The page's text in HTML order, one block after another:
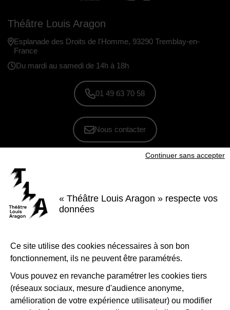
« Théâtre Louis Aragon » respecte vos
données
Ce site utilise des cookies nécessaires à son bon
fonctionnement, ils ne peuvent être paramétrés.
Vous pouvez en revanche paramétrer les cookies tiers
(réseaux sociaux, mesure d'audience anonyme,
amélioration de votre expérience utilisateur) ou modifier
Continuer sans accepter
Théâtre Louis Aragon
Esplanade des Droits de l'Homme, 93290 Tremblay-en-
France
Du mardi au samedi de 14h à 18h
01 49 63 70 58
Nous contacter
Facebook
Instagram
YoutubeLinkedIn
Le Théâtre Louis Aragon, scène conventionnée d'intérêt national Art et
création - danse, est soutenu par la Ville de Tremblay-en-France, le
Département de la Seine-Saint-Denis, la Région Île-de-France et le
de-France.
1-Logo-Tremblay 2-